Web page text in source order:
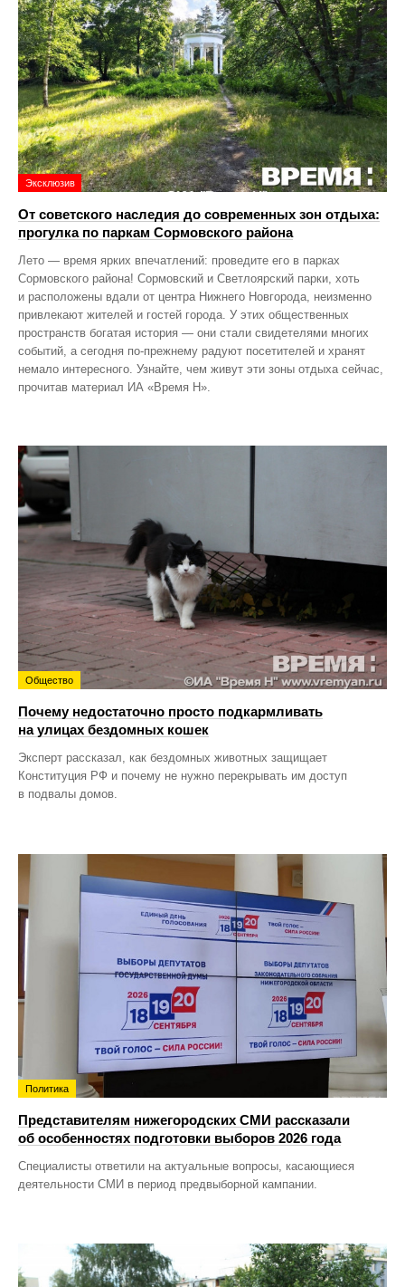
Эксклюзив
От советского наследия до современных зон отдыха:
прогулка по паркам Сормовского района
Лето — время ярких впечатлений: проведите его в парках
Сормовского района! Сормовский и Светлоярский парки, хоть
и расположены вдали от центра Нижнего Новгорода, неизменно
привлекают жителей и гостей города. У этих общественных
пространств богатая история — они стали свидетелями многих
событий, а сегодня по‑прежнему радуют посетителей и хранят
немало интересного. Узнайте, чем живут эти зоны отдыха сейчас,
прочитав материал ИА «Время Н».
Общество
Почему недостаточно просто подкармливать
на улицах бездомных кошек
Эксперт рассказал, как бездомных животных защищает
Конституция РФ и почему не нужно перекрывать им доступ
в подвалы домов.
Политика
Представителям нижегородских СМИ рассказали
об особенностях подготовки выборов 2026 года
Специалисты ответили на актуальные вопросы, касающиеся
деятельности СМИ в период предвыборной кампании.